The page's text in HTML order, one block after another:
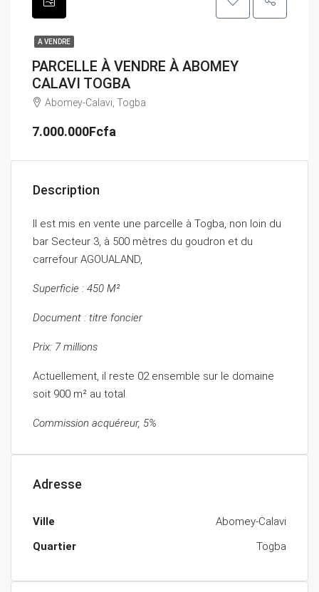
A VENDRE
PARCELLE À VENDRE À ABOMEY
CALAVI TOGBA
Abomey-Calavi, Togba
7.000.000Fcfa
Description
Il est mis en vente une parcelle à Togba, non loin du
bar Secteur 3, à 500 mètres du goudron et du
carrefour AGOUALAND,
Superficie : 450 M²
Document : titre foncier
Prix: 7 millions
Actuellement, il reste 02 ensemble sur le domaine
soit 900 m² au total.
Commission acquéreur, 5%
Adresse
Ville
Abomey-Calavi
Quartier
Togba